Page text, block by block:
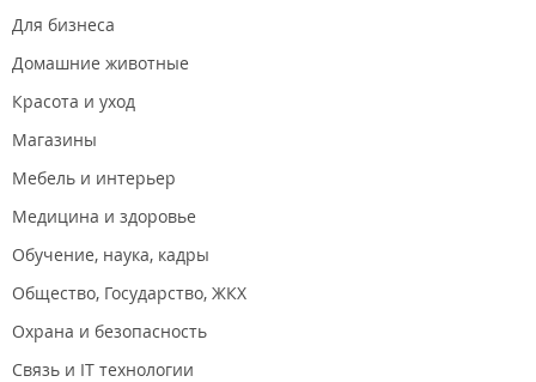
Для бизнеса
Домашние животные
Красота и уход
Магазины
Мебель и интерьер
Медицина и здоровье
Обучение, наука, кадры
Общество, Государство, ЖКХ
Охрана и безопасность
Связь и IT технологии